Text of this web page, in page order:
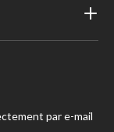
par e-mail